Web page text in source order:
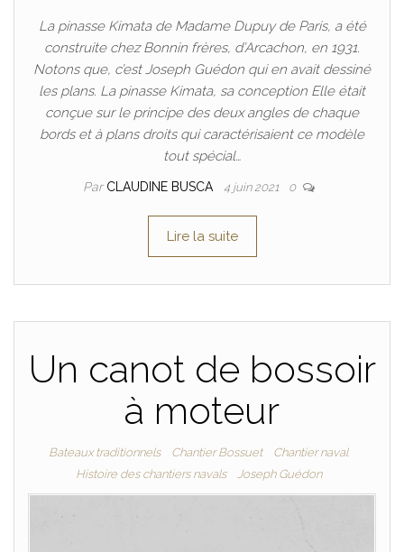
La pinasse Kimata de Madame Dupuy de Paris, a été
construite chez Bonnin frères, d’Arcachon, en 1931.
Notons que, c’est Joseph Guédon qui en avait dessiné
les plans. La pinasse Kimata, sa conception Elle était
conçue sur le principe des deux angles de chaque
bords et à plans droits qui caractérisaient ce modèle
tout spécial…
Par CLAUDINE BUSCA 4 juin 2021 0
Lire la suite
Un canot de bossoir
à moteur
Bateaux traditionnels Chantier Bossuet
Chantier naval
Histoire des chantiers navals
Joseph Guédon